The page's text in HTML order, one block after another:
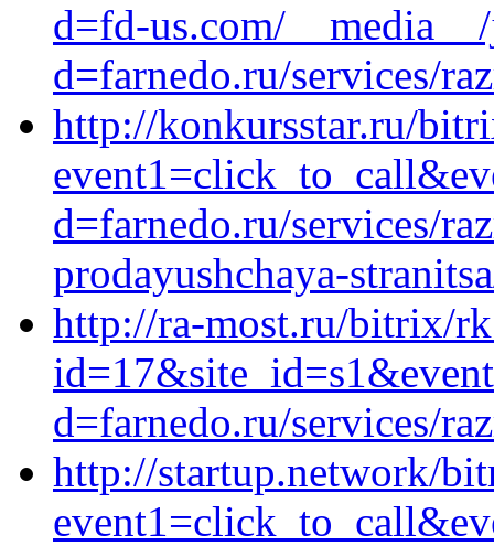
d=fd-us.com/
d=farnedo.ru/services/
http://konkursstar.ru/
d=farnedo.ru/services/
prodayushchaya-
http://ra-most.ru/bitrix/
d=farnedo.ru/services/
http://startup.network/